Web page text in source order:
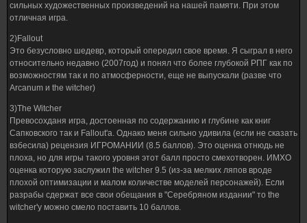
сильных художественных произведений на нашей памяти. При этом
отличная игра.
2)Fallout
Это безусловно шедевр, который опередил свое время. Я сыграл в него
относительно недавно (2007год) и понял что более глубокой РПГ как по
возможностям так и по атмосферности, еще не выпускали (разве что
Arcanum и the witcher)
3)The Witcher
Превосохданя игра, достоенная по содержанию и глубине как книг
Сапковского так и Fallout'a. Однако меня сильно удивила (если не сказать
взбесила) рецензия ИГРОМАНИИ (8.5 баллов). Это оценка отнюдь не
плоха, но для игры такого уровня этот балл просто смехотворен. ИМХО
оценка которую заслужил the witcher 9.5 (из-за мелких ляпов вроде
плохой оптимизации и малом количестве моделей персонажей). Если
разрабы сдержат все свои обещания в "Серебряном издании" то the
witcher'у можно смело поставить 10 баллов.